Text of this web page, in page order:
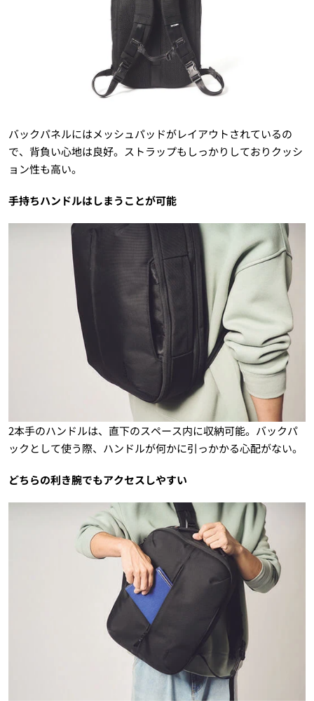
バックパネルにはメッシュパッドがレイアウトされているの
で、背負い心地は良好。ストラップもしっかりしておりクッシ
ョン性も高い。
手持ちハンドルはしまうことが可能
2本手のハンドルは、直下のスペース内に収納可能。バックパ
ックとして使う際、ハンドルが何かに引っかかる心配がない。
どちらの利き腕でもアクセスしやすい